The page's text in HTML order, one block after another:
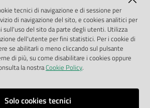
tecnici di navigazione e di sessione per
di navigazione del sito, e cookies analitici per
sull'uso del sito da parte degli utenti. Utilizza
dell'utente per fini statistici. Per i cookie di
se abilitarli o meno cliccando sul pulsante
di più, su come disabilitare i cookies oppure
la nostraCookie Policy.
Solo cookies tecnici